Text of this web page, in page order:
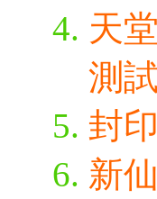
天
測
封
新